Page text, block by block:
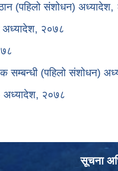
(पहिलो संशोधन)
अध्यादेश, २०७८
सम्बन्धी (पहिलो संशोधन)
अध्यादेश, २०७८
सूचना